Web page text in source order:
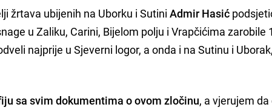
žrtava ubijenih na Uborku i SutiniAdmir Hasić
u Zaliku, Carini, Bijelom polju i Vrapčićima zarobile
najprije u Sjeverni logor, a onda i na Sutinu i
sa svim dokumentima o ovom zločinu, a vjerujem